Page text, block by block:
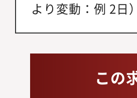
より変動：例 2日）
この